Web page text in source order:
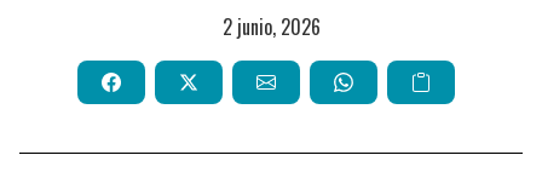
2 junio, 2026